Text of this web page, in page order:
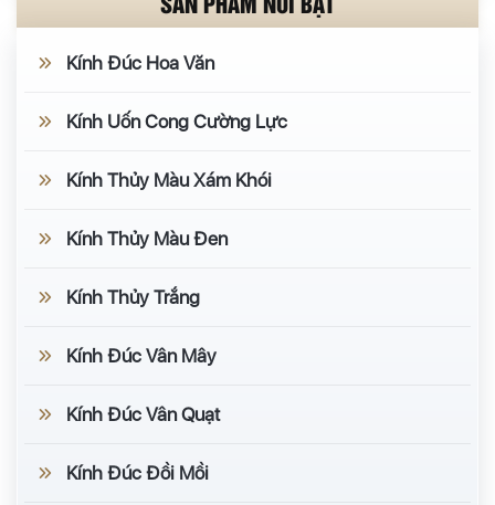
Kính Đúc Hoa Văn
Kính Uốn Cong Cường Lực
Kính Thủy Màu Xám Khói
Kính Thủy Màu Đen
Kính Thủy Trắng
Kính Đúc Vân Mây
Kính Đúc Vân Quạt
Kính Đúc Đồi Mồi